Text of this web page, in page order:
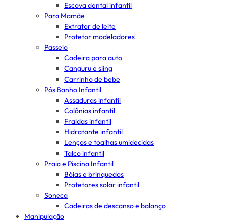
Escova dental infantil
Para Mamãe
Extrator de leite
Protetor modeladores
Passeio
Cadeira para auto
Canguru e sling
Carrinho de bebe
Pós Banho Infantil
Assaduras infantil
Colônias infantil
Fraldas infantil
Hidratante infantil
Lenços e toalhas umidecidas
Talco infantil
Praia e Piscina Infantil
Bóias e brinquedos
Protetores solar infantil
Soneca
Cadeiras de descanso e balanço
Manipulação